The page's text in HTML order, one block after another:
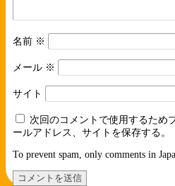
名前 ※
メール ※
サイト
次回のコメントで使用するため
ールアドレス、サイトを保存する。
To prevent spam, only comments in